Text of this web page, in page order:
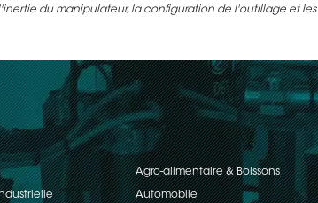
du manipulateur, la configuration de l'outillage et
Agro-alimentaire & Boissons
Automobile